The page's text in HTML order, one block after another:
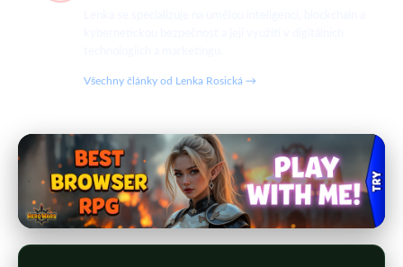
Všechny články od Lenka Rosická →